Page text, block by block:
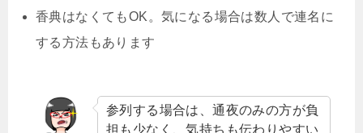
香典はなくてもOK。気になる場合は数人で連名に
する方法もあります
参列する場合は、通夜のみの方が負
担も少なく、気持ちも伝わりやすい